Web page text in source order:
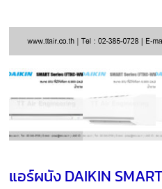
แอร์ผนัง DAIKIN